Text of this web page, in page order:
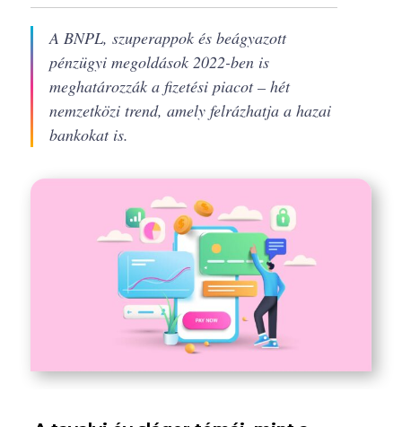
A BNPL, szuperappok és beágyazott
pénzügyi megoldások 2022-ben is
meghatározzák a fizetési piacot – hét
nemzetközi trend, amely felrázhatja a hazai
bankokat is.